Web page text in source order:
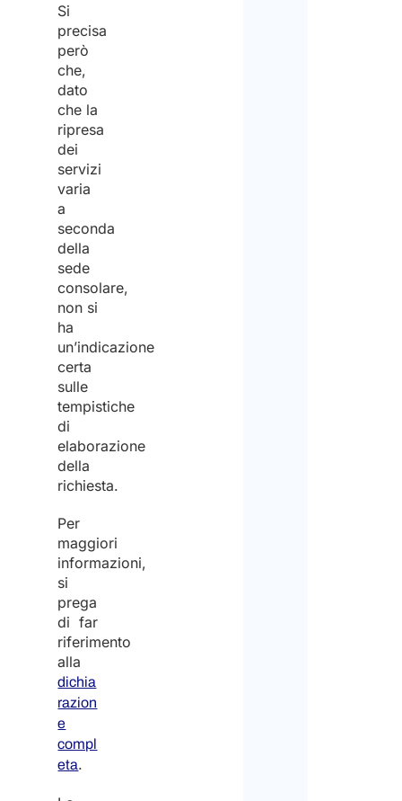
Si
precisa
però
che,
dato
che la
ripresa
dei
servizi
varia
a
seconda
della
sede
consolare,
non si
ha
un’indicazione
certa
sulle
tempistiche
di
elaborazione
della
richiesta.
Per
maggiori
informazioni,
si
prega
di far
riferimento
alla
dichia
razion
e
compl
eta.